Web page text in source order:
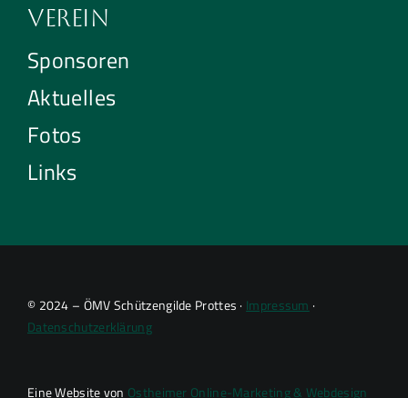
Verein
Sponsoren
Aktuelles
Fotos
Links
© 2024 – ÖMV Schützengilde Prottes · Impressum ·
Datenschutzerklärung
Eine Website von Ostheimer Online-Marketing & Webdesign